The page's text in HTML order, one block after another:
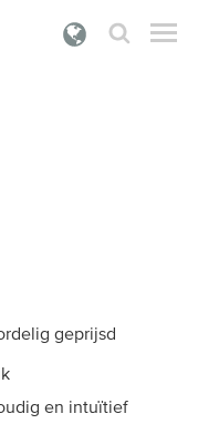
geprijsd
en intuïtief